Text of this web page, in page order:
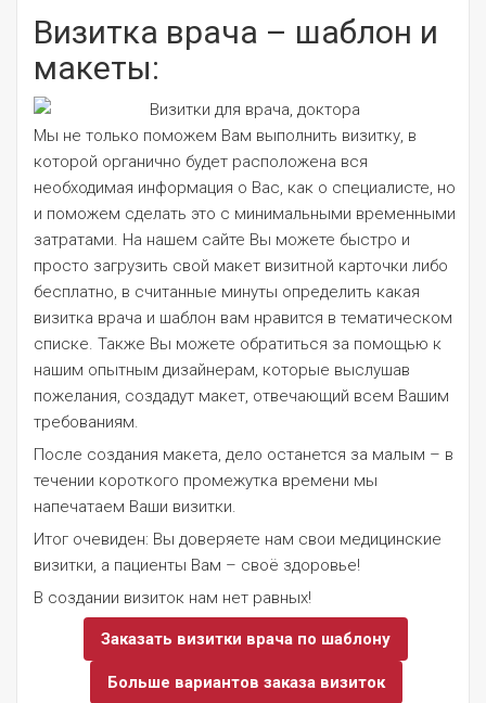
Визитка врача – шаблон и
макеты:
Мы не только поможем Вам выполнить визитку, в
которой органично будет расположена вся
необходимая информация о Вас, как о специалисте, но
и поможем сделать это с минимальными временными
затратами. На нашем сайте Вы можете быстро и
просто загрузить свой макет визитной карточки либо
бесплатно, в считанные минуты определить какая
визитка врача и шаблон вам нравится в тематическом
списке. Также Вы можете обратиться за помощью к
нашим опытным дизайнерам, которые выслушав
пожелания, создадут макет, отвечающий всем Вашим
требованиям.
После создания макета, дело останется за малым – в
течении короткого промежутка времени мы
напечатаем Ваши визитки.
Итог очевиден: Вы доверяете нам свои медицинские
визитки, а пациенты Вам – своё здоровье!
В создании визиток нам нет равных!
Заказать визитки врача по шаблону
Больше вариантов заказа визиток